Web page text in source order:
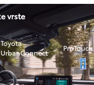
UrbanConnect